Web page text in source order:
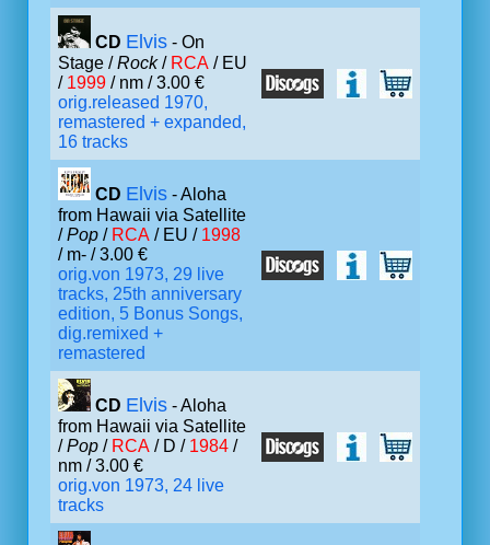
CD Elvis - On
Stage /Rock/ RCA / EU
/ 1999 / nm / 3.00 €
orig.released 1970,
remastered + expanded,
16 tracks
CD Elvis - Aloha
from Hawaii via Satellite
/Pop / RCA / EU / 1998
/ m- / 3.00 €
orig.von 1973, 29 live
tracks, 25th anniversary
edition, 5 Bonus Songs,
dig.remixed +
remastered
CD Elvis - Aloha
from Hawaii via Satellite
/Pop / RCA / D / 1984 /
nm / 3.00 €
orig.von 1973, 24 live
tracks